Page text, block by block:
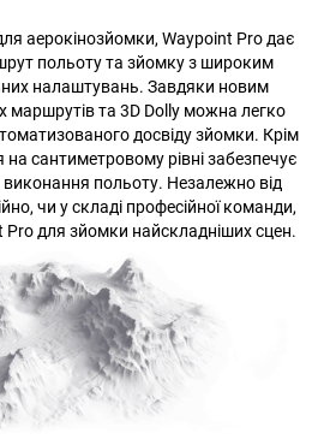
аерокінозйомки, Waypoint Pro дає
польоту та зйомку з широким
налаштувань. Завдяки новим
та 3D Dolly можна легко
досвіду зйомки. Крім
на сантиметровому рівні забезпечує
польоту. Незалежно від
чи у складі професійної команди,
Pro для зйомки найскладніших сцен.